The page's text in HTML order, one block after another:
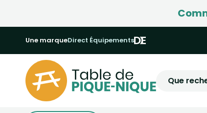
Une marqueDirect Équipements